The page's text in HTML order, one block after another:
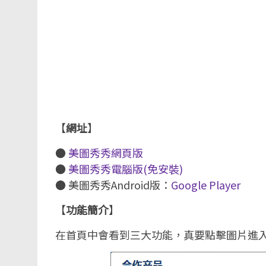
【網址】
● 美圖秀秀網頁版
● 美圖秀秀電腦版(免安裝)
● 美圖秀秀Android版： Google Player
【功能簡介】
在首頁中會看到三大功能，真要點擊圖片進